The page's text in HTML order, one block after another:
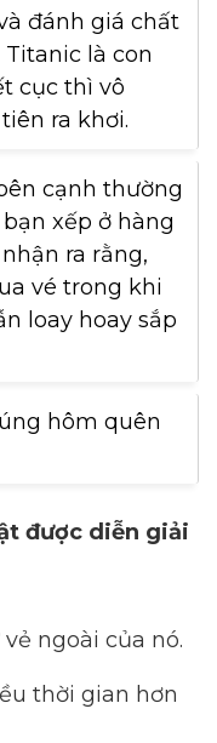
đánh giá chất
là con
cục thì vô
ra khơi.
cạnh thường
xếp ở hàng
ra rằng,
vé trong khi
loay hoay sắp
hôm quên
được diễn giải
ngoài của nó.
thời gian hơn